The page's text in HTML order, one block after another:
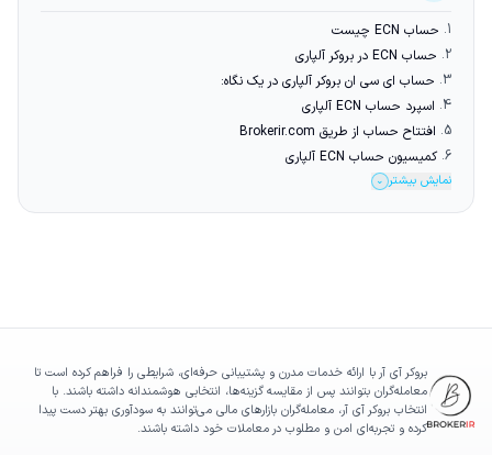
1. حساب ECN چیست
2. حساب ECN در بروکر آلپاری
3. حساب ای سی ان بروکر آلپاری در یک نگاه:
4. اسپرد حساب ECN آلپاری
5. افتتاح حساب از طریق Brokerir.com
6. کمیسیون حساب ECN آلپاری
نمایش بیشتر ⌄
بروکر آی آر با ارائه خدمات مدرن و پشتیبانی حرفه‌ای، شرایطی را فراهم کرده است تا
معامله‌گران بتوانند پس از مقایسه گزینه‌ها، انتخابی هوشمندانه داشته باشند. با
انتخاب بروکر آی آر، معامله‌گران بازارهای مالی می‌توانند به سودآوری بهتر دست پیدا
کرده و تجربه‌ای امن و مطلوب در معاملات خود داشته باشند.